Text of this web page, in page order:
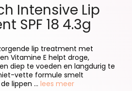
Intensive Lip
SPF 18 4.3g
lip treatment met
Vitamine E helpt droge,
diep te voeden en langdurig te
vette formule smelt
lippen ... lees meer